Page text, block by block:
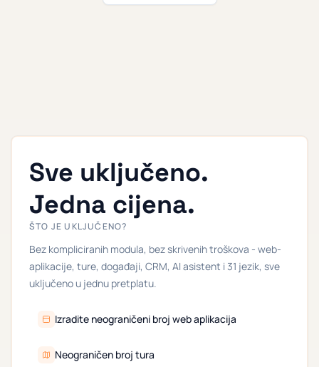
Sve uključeno.
Jedna cijena.
ŠTO JE UKLJUČENO?
Bez kompliciranih modula, bez skrivenih troškova - web-
aplikacije, ture, događaji, CRM, AI asistent i 31 jezik, sve
uključeno u jednu pretplatu.
Izradite neograničeni broj web aplikacija
Neograničen broj tura